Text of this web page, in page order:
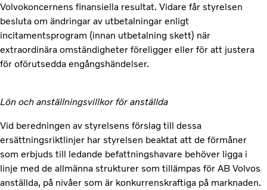
Volvokoncernens finansiella resultat. Vidare får styrelsen
besluta om ändringar av utbetalningar enligt
incitamentsprogram (innan utbetalning skett) när
extraordinära omständigheter föreligger eller för att justera
för oförutsedda engångshändelser.
Lön och anställningsvillkor för anställda
Vid beredningen av styrelsens förslag till dessa
ersättningsriktlinjer har styrelsen beaktat att de förmåner
som erbjuds till ledande befattningshavare behöver ligga i
linje med de allmänna strukturer som tillämpas för AB Volvos
anställda, på nivåer som är konkurrenskraftiga på marknaden.